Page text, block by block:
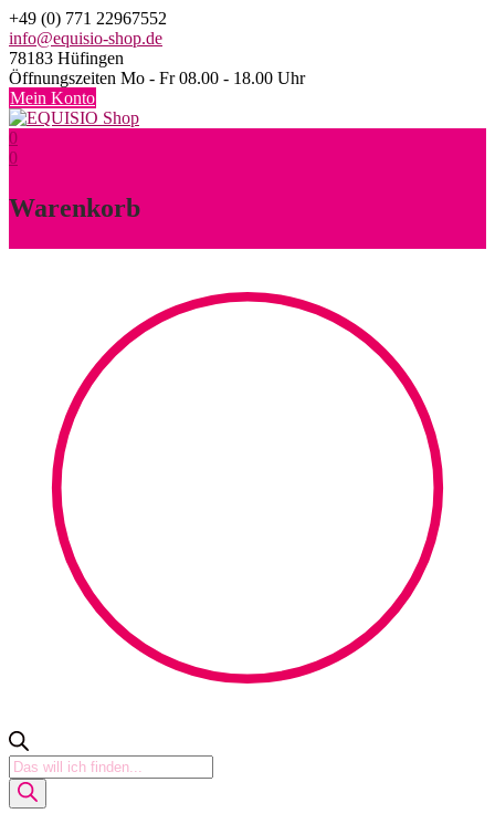
Skip
to
content
+49 (0) 771 22967552
info@equisio-shop.de
78183 Hüfingen
Öffnungszeiten Mo - Fr 08.00 - 18.00 Uhr
Mein Konto
0
0
Warenkorb
Products
search